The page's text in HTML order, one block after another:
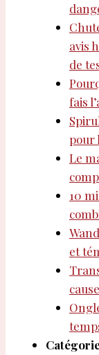
avis
de
fais
pour
Le
10
et